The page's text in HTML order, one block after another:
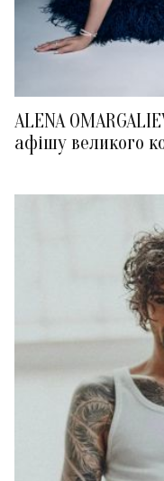
ALENA
афішу великого